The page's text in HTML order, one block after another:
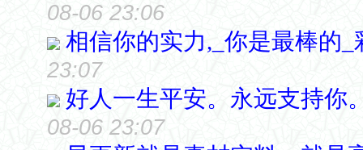
08-06 23:06
相信你的实力,_你是最棒的
23:07
好人一生平安。永远支持你
08-06 23:07